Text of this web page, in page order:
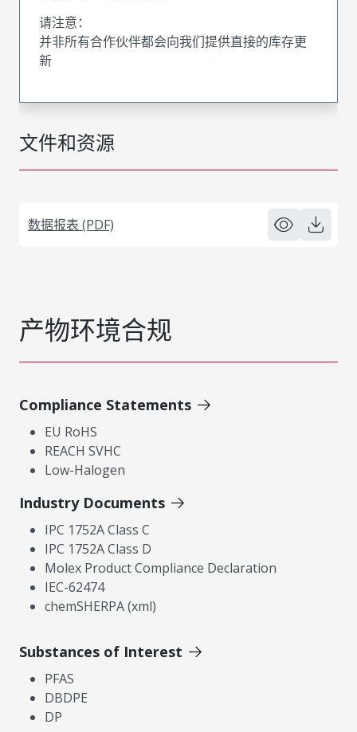
文件和资源
数据报表 (PDF)
请注意：
并非所有合作伙伴都会向我们提供直接的库存更
新
产物环境合规
Compliance Statements
EU RoHS
REACH SVHC
Low-Halogen
Industry Documents
IPC 1752A Class C
IPC 1752A Class D
Molex Product Compliance Declaration
IEC-62474
chemSHERPA (xml)
Substances of Interest
PFAS
DBDPE
DP